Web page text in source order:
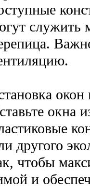
служить
окон
окна
другого
чтобы
и